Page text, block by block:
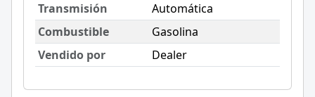
Transmisión
Automática
Combustible
Gasolina
Vendido por
Dealer